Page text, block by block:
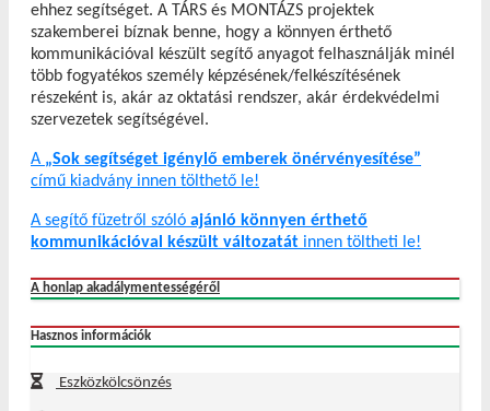
ehhez segítséget. A TÁRS és MONTÁZS projektek
szakemberei bíznak benne, hogy a könnyen érthető
kommunikációval készült segítő anyagot felhasználják minél
több fogyatékos személy képzésének/felkészítésének
részeként is, akár az oktatási rendszer, akár érdekvédelmi
szervezetek segítségével.
A „Sok segítséget igénylő emberek önérvényesítése”
című kiadvány innen tölthető le!
A segítő füzetről szóló ajánló könnyen érthető
kommunikációval készült változatát innen töltheti le!
A honlap akadálymentességéről
Hasznos információk
Eszközkölcsönzés